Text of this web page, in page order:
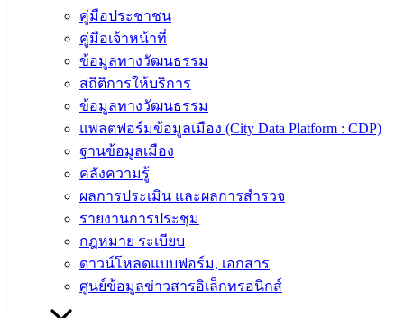
คู่มือประชาชน
คู่มือเจ้าหน้าที่
ข้อมูลทางวัฒนธรรม
สถิติการให้บริการ
ข้อมูลทางวัฒนธรรม
แพลตฟอร์มข้อมูลเมือง (City Data Platform : CDP)
ฐานข้อมูลเมือง
คลังความรู้
ผลการประเมิน และผลการสำรวจ
รายงานการประชุม
กฎหมาย ระเบียบ
ดาวน์โหลดแบบฟอร์ม, เอกสาร
ศูนย์ข้อมูลข่าวสารอิเล็กทรอนิกส์
ราชการ
เทศบาล
สงวนลิขสิทธิ์ © 2563 เทศบาลเมืองอ่างศิลา จังหวัดชลบุรี |
angsilacity.go.th | Powered byBuuscript